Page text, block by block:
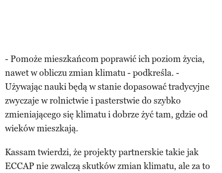
- Pomoże mieszkańcom poprawić ich poziom życia,
nawet w obliczu zmian klimatu - podkreśla. -
Używając nauki będą w stanie dopasować tradycyjne
zwyczaje w rolnictwie i pasterstwie do szybko
zmieniającego się klimatu i dobrze żyć tam, gdzie od
wieków mieszkają.
Kassam twierdzi, że projekty partnerskie takie jak
ECCAP nie zwalczą skutków zmian klimatu, ale za to